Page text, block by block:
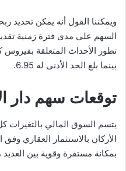
ويمكننا القول أنه يمكن تحديد
السهم على مدى فترة زمنية
بينما بلغ الحد الأدنى له 6.95.
توقعات سهم دار
يتسم السوق المالي بالتغيرات
الأركان بالاستثمار العقاري وفق
بمكانة مستقرة وقوية بين